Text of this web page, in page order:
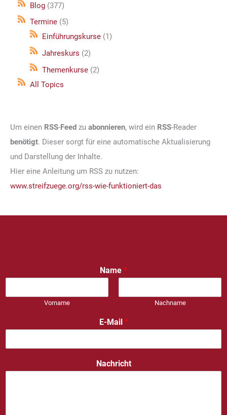
Blog(377)
Termine(5)
Einführungskurse(1)
Jahreskurs (2)
Themenkurse(2)
All Topics
Um einen RSS-Feed zu abonnieren, wird ein RSS-Reader
benötigt. Dieser sorgt für eine automatische Aktualisierung
und Darstellung der Inhalte.
Hier eine Anleitung um RSS zu nutzen:
www.streifzuege.org/rss-wie-funktioniert-das
Name *
Vorname Nachname
E-Mail *
Nachricht